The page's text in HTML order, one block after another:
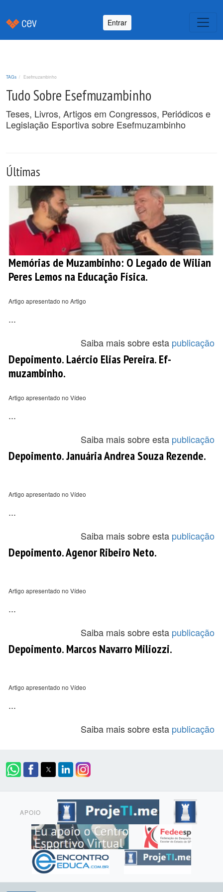
Entrar
TAGs Esefmuzambinho
Tudo Sobre Esefmuzambinho
Teses, Livros, Artigos em Congressos, Periódicos e
Legislação Esportiva sobre Esefmuzambinho
Últimas
Memórias de Muzambinho: O Legado de Wilian
Peres Lemos na Educação Física.
Artigo apresentado no Artigo
...
Saiba mais sobre esta publicação
Depoimento. Laércio Elias Pereira. Ef-
muzambinho.
Artigo apresentado no Vídeo
...
Saiba mais sobre esta publicação
Depoimento. Januária Andrea Souza Rezende.
Artigo apresentado no Vídeo
...
Saiba mais sobre esta publicação
Depoimento. Agenor Ribeiro Neto.
Artigo apresentado no Vídeo
...
Saiba mais sobre esta publicação
Depoimento. Marcos Navarro Miliozzi.
Artigo apresentado no Vídeo
...
Saiba mais sobre esta publicação
APOIO